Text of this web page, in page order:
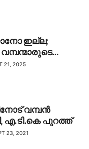
ഇല്ല;
അൽ-നസർ
21, 2025
വമ്പൻ
എ.ടി.കെ പുറത്ത്
23, 2021